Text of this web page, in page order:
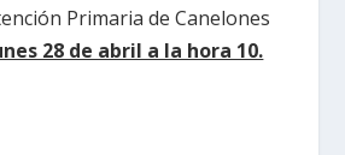
Primaria de Canelones
28 de abril a la hora 10.